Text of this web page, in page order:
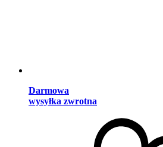
Darmowa
wysyłka zwrotna